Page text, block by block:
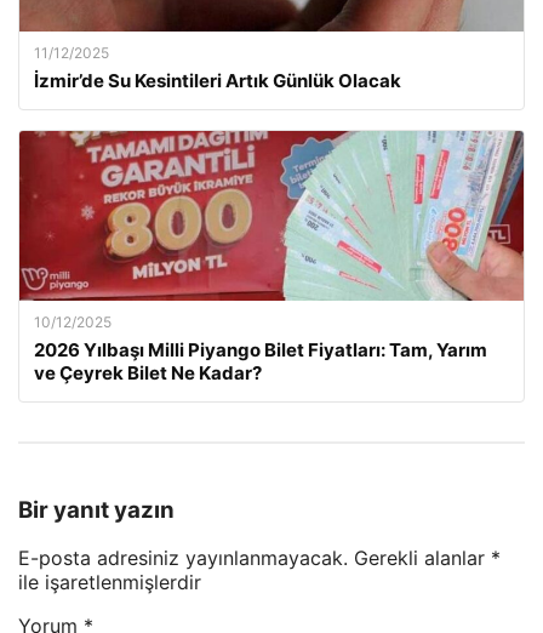
11/12/2025
İzmir’de Su Kesintileri Artık Günlük Olacak
10/12/2025
2026 Yılbaşı Milli Piyango Bilet Fiyatları: Tam, Yarım
ve Çeyrek Bilet Ne Kadar?
Bir yanıt yazın
E-posta adresiniz yayınlanmayacak. Gerekli alanlar *
ile işaretlenmişlerdir
Yorum *